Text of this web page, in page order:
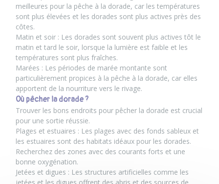
meilleures pour la pêche à la dorade, car les températures
sont plus élevées et les dorades sont plus actives près des
côtes.
Matin et soir : Les dorades sont souvent plus actives tôt le
matin et tard le soir, lorsque la lumière est faible et les
températures sont plus fraîches.
Marées : Les périodes de marée montante sont
particulièrement propices à la pêche à la dorade, car elles
apportent de la nourriture vers le rivage.
Où pêcher la dorade ?
Trouver les bons endroits pour pêcher la dorade est crucial
pour une sortie réussie.
Plages et estuaires : Les plages avec des fonds sableux et
les estuaires sont des habitats idéaux pour les dorades.
Recherchez des zones avec des courants forts et une
bonne oxygénation.
Jetées et digues : Les structures artificielles comme les